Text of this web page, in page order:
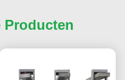
Producten